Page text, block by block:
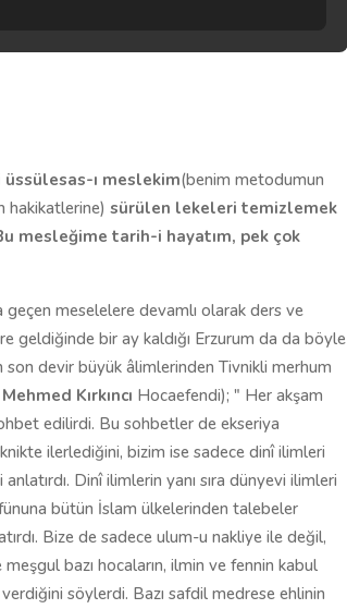
üssülesas-ı meslekim(benim metodumun
hakikatlerine) sürülen lekeleri temizlemek
mesleğime tarih-i hayatım, pek çok
meselelere devamlı olarak ders ve
geldiğinde bir ay kaldığı Erzurum da da böyle
devir büyük âlimlerinden Tivnikli merhum
Mehmed Kırkıncı Hocaefendi); " Her akşam
edilirdi. Bu sohbetler de ekseriya
ilerlediğini, bizim ise sadece dinî ilimleri
Dinî ilimlerin yanı sıra dünyevi ilimleri
bütün İslam ülkelerinden talebeler
Bize de sadece ulum-u nakliye ile değil,
bazı hocaların, ilmin ve fennin kabul
verdiğini söylerdi. Bazı safdil medrese ehlinin